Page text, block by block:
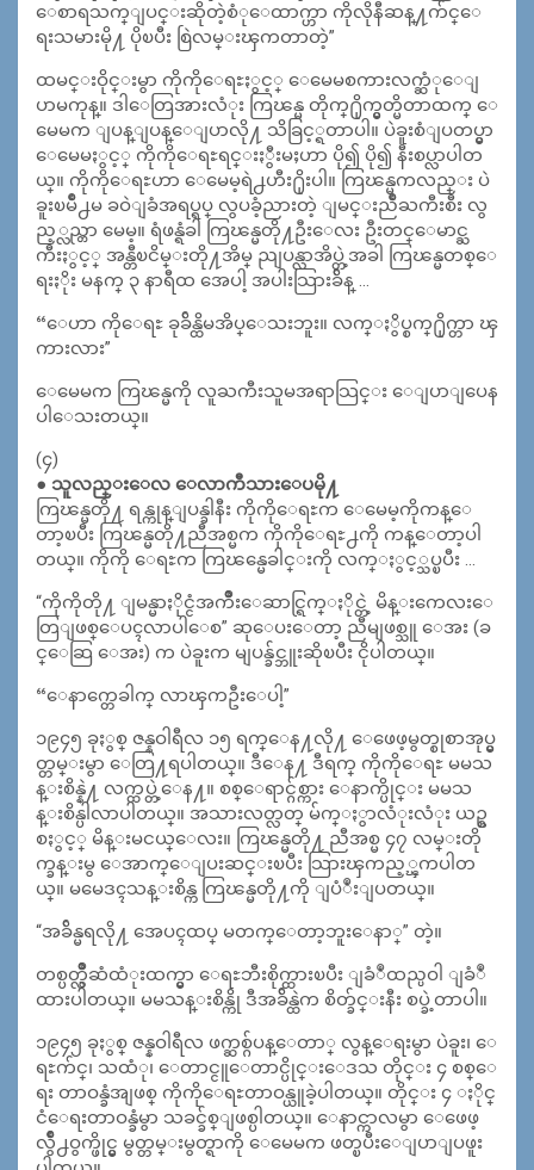
ေစာရသက္ျပင္းဆိုတဲ့စံုေထာက္ဟာ ကိုလိုနီဆန္႔က်င္ေ
ရးသမားမို႔ ပိုၿပီး စြဲလမ္းၾကတာတဲ့”
ထမင္းဝိုင္းမွာ ကိုကိုေရႊႏွင့္ ေမေမစကားလက္ဆံုေျ
ပာမကုန္။ ဒါေတြအားလံုး ကြၽန္မ တိုက္႐ိုက္မွတ္မိတာထက္ ေ
မေမက ျပန္ျပန္ေျပာလို႔ သိခြင့္ရတာပါ။ ပဲခူးစံျပတပ္မွာ
ေမေမႏွင့္ ကိုကိုေရႊရင္းႏွီးမႈဟာ ပို၍ ပို၍ နီးစပ္လာပါတ
ယ္။ ကိုကိုေရႊဟာ ေမေမ့ရဲ႕ဟီး႐ိုးပါ။ ကြၽန္မကလည္း ပဲ
ခူးၿမိဳ႕မ ခဝဲျခံအရပ္ရပ္ လွပခံ့ညားတဲ့ ျမင္းညိဳႀကီးစီး လွ
ည့္လည္တာ မေမ့။ ရံဖန္ရံခါ ကြၽန္မတို႔ဦးေလး ဦးတင္ေမာင္ႀ
ကီးႏွင့္ အန္တီၿငိမ္းတို႔အိမ္ ညျပန္လာအိပ္တဲ့အခါ ကြၽန္မတစ္ေ
ရးႏိုး မနက္ ၃ နာရီထ အေပါ့ အပါးသြားခ်ိန္ …
“ေဟာ ကိုေရႊ ခုခ်ိန္ထိမအိပ္ေသးဘူး။ လက္ႏွိပ္စက္႐ိုက္တာ ၾ
ကားလား”
ေမေမက ကြၽန္မကို လူႀကီးသူမအရာသြင္း ေျပာျပေန
ပါေသးတယ္။
(၄)
● သူလည္းေလ ေလာကီသားေပမို႔
ကြၽန္မတို႔ ရန္ကုန္ျပန္ခါနီး ကိုကိုေရႊက ေမေမ့ကိုကန္ေ
တာ့ၿပီး ကြၽန္မတို႔ညီအစ္မက ကိုကိုေရႊ႕ကို ကန္ေတာ့ပါ
တယ္။ ကိုကို ေရႊက ကြၽန္မေခါင္းကို လက္ႏွင့္သပ္ၿပီး …
“ကိုကိုတို႔ ျမန္မာႏိုင္ငံအက်ိဳးေဆာင္ရြက္ႏိုင္တဲ့ မိန္းကေလးေ
တြျဖစ္ေပၚလာပါေစ” ဆုေပးေတာ့ ညီမျဖစ္သူ ေအး (ခ
င္ေဆြ ေအး) က ပဲခူးက မျပန္ခ်င္ဘူးဆိုၿပီး ငိုပါတယ္။
“ေနာက္တေခါက္ လာၾကဦးေပါ့”
၁၉၄၅ ခုႏွစ္ ဇန္နဝါရီလ ၁၅ ရက္ေန႔လို႔ ေဖေဖ့မွတ္စုစာအုပ္မွ
တ္တမ္းမွာ ေတြ႔ရပါတယ္။ ဒီေန႔ ဒီရက္ ကိုကိုေရႊ မမသ
န္းစိန္နဲ႔ လက္ထပ္တဲ့ေန႔။ စစ္ေရာင္ဂ်စ္ကား ေနာက္ပိုင္း မမသ
န္းစိန္ပါလာပါတယ္။ အသားလတ္လတ္ မ်က္ႏွာလံုးလံုး ယဥ္စ
စႏွင့္ မိန္းမငယ္ေလး။ ကြၽန္မတို႔ ညီအစ္မ ၄၇ လမ္းတို
က္ခန္းမွ ေအာက္ေျပးဆင္းၿပီး သြားၾကည့္ၾကပါတ
ယ္။ မမေဒၚသန္းစိန္က ကြၽန္မတို႔ကို ျပံဳးျပတယ္။
“အခ်ိန္မရလို႔ အေပၚထပ္ မတက္ေတာ့ဘူးေနာ္” တဲ့။
တစ္ပတ္လွ်ိဳဆံထံုးထက္မွာ ေရႊဘီးစိုက္ထားၿပီး ျခံဳထည္ပဝါ ျခံဳ
ထားပါတယ္။ မမသန္းစိန္ကို ဒီအခ်ိန္ထဲက စိတ္ခ်င္းနီး စပ္ခဲ့တာပါ။
၁၉၄၅ ခုႏွစ္ ဇန္နဝါရီလ ဖက္ဆစ္ဂ်ပန္ေတာ္ လွန္ေရးမွာ ပဲခူး၊ ေ
ရႊက်င္၊ သထံု၊ ေတာင္ငူေတာင္ပိုင္းေဒသ တိုင္း ၄ စစ္ေ
ရး တာဝန္ခံအျဖစ္ ကိုကိုေရႊတာဝန္ယူခဲ့ပါတယ္။ တိုင္း ၄ ႏိုင္
ငံေရးတာဝန္ခံမွာ သခင္ခ်စ္ျဖစ္ပါတယ္။ ေနာင္ကာလမွာ ေဖေဖ့
လွ်ဳိ႕ဝွက္ဖိုင္မွ မွတ္တမ္းမွတ္ရာကို ေမေမက ဖတ္ၿပီးေျပာျပဖူး